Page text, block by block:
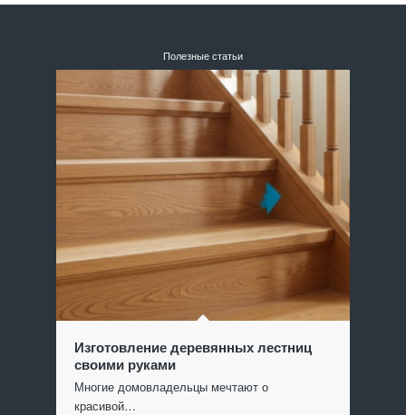
Полезные статьи
Изготовление деревянных лестниц
своими руками
Многие домовладельцы мечтают о
красивой…